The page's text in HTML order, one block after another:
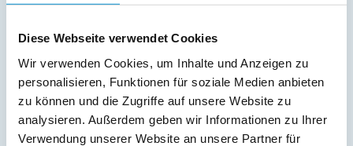
Diese Webseite verwendet Cookies
Wir verwenden Cookies, um Inhalte und Anzeigen zu
personalisieren, Funktionen für soziale Medien anbieten
zu können und die Zugriffe auf unsere Website zu
analysieren. Außerdem geben wir Informationen zu Ihrer
Verwendung unserer Website an unsere Partner für